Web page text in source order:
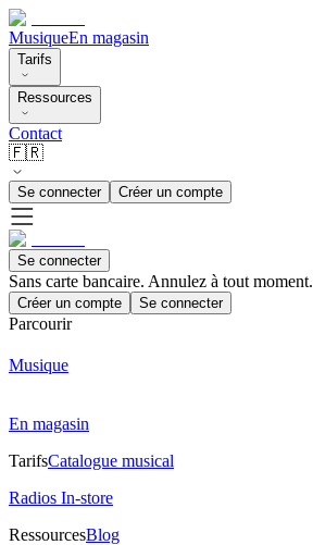
MusiqueEn magasin
Tarifs
Ressources
Contact
🇫🇷
Se connecter Créer un compte
Se connecter
Sans carte bancaire. Annulez à tout moment.
Créer un compte Se connecter
Parcourir
Musique
En magasin
TarifsCatalogue musical
Radios In-store
RessourcesBlog